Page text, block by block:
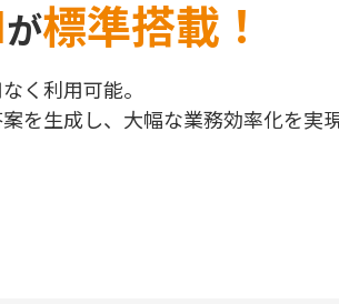
が標準搭載！
く利用可能。
を生成し、大幅な業務効率化を実